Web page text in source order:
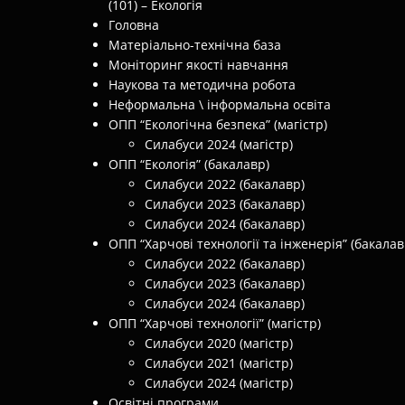
(101) – Екологія
Головна
Матеріально-технічна база
Моніторинг якості навчання
Наукова та методична робота
Неформальна \ інформальна освіта
ОПП “Екологічна безпека” (магістр)
Силабуси 2024 (магістр)
ОПП “Екологія” (бакалавр)
Силабуси 2022 (бакалавр)
Силабуси 2023 (бакалавр)
Силабуси 2024 (бакалавр)
ОПП “Харчові технології та інженерія”
Силабуси 2022 (бакалавр)
Силабуси 2023 (бакалавр)
Силабуси 2024 (бакалавр)
ОПП “Харчові технології” (магістр)
Силабуси 2020 (магістр)
Силабуси 2021 (магістр)
Силабуси 2024 (магістр)